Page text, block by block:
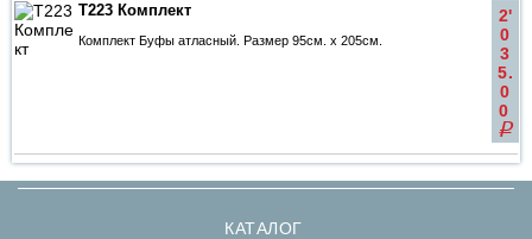
Т223 Комплект
Комплект Буфы атласный. Размер 95см. х 205см.
2'
0
3
5.
0
0
q
КАТАЛОГ